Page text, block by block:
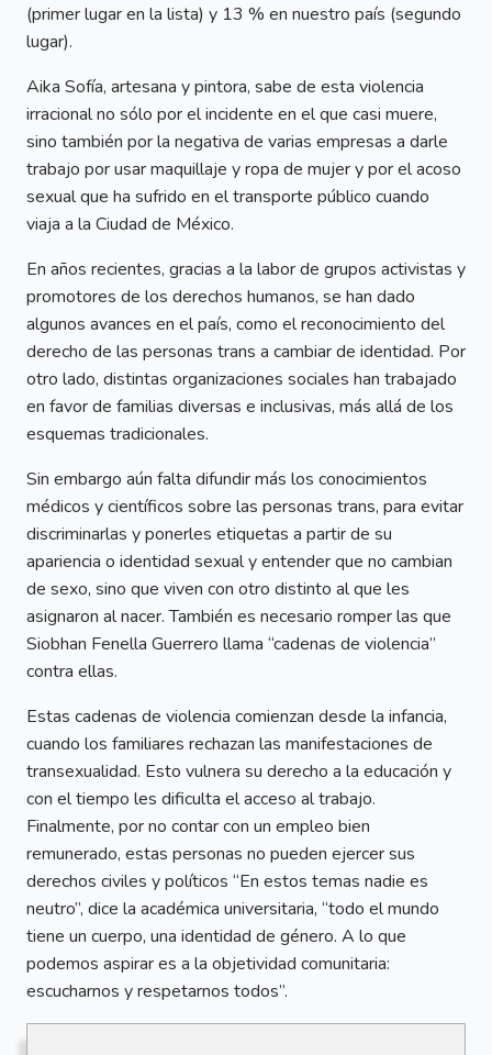
(primer lugar en la lista) y 13 % en nuestro país (segundo
lugar).
Aika Sofía, artesana y pintora, sabe de esta violencia
irracional no sólo por el incidente en el que casi muere,
sino también por la negativa de varias empresas a darle
trabajo por usar maquillaje y ropa de mujer y por el acoso
sexual que ha sufrido en el transporte público cuando
viaja a la Ciudad de México.
En años recientes, gracias a la labor de grupos activistas y
promotores de los derechos humanos, se han dado
algunos avances en el país, como el reconocimiento del
derecho de las personas trans a cambiar de identidad. Por
otro lado, distintas organizaciones sociales han trabajado
en favor de familias diversas e inclusivas, más allá de los
esquemas tradicionales.
Sin embargo aún falta difundir más los conocimientos
médicos y científicos sobre las personas trans, para evitar
discriminarlas y ponerles etiquetas a partir de su
apariencia o identidad sexual y entender que no cambian
de sexo, sino que viven con otro distinto al que les
asignaron al nacer. También es necesario romper las que
Siobhan Fenella Guerrero llama “cadenas de violencia”
contra ellas.
Estas cadenas de violencia comienzan desde la infancia,
cuando los familiares rechazan las manifestaciones de
transexualidad. Esto vulnera su derecho a la educación y
con el tiempo les dificulta el acceso al trabajo.
Finalmente, por no contar con un empleo bien
remunerado, estas personas no pueden ejercer sus
derechos civiles y políticos “En estos temas nadie es
neutro”, dice la académica universitaria, “todo el mundo
tiene un cuerpo, una identidad de género. A lo que
podemos aspirar es a la objetividad comunitaria:
escucharnos y respetarnos todos”.